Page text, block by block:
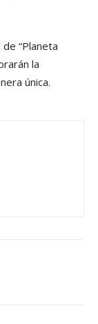
“Planeta
la
única.